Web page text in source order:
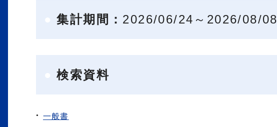
集計期間： 2026/06/24～2026/08/08
検索資料
一般書